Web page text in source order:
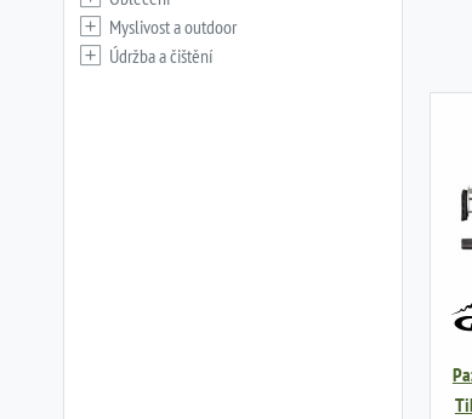
Myslivost a outdoor
Údržba a čištění